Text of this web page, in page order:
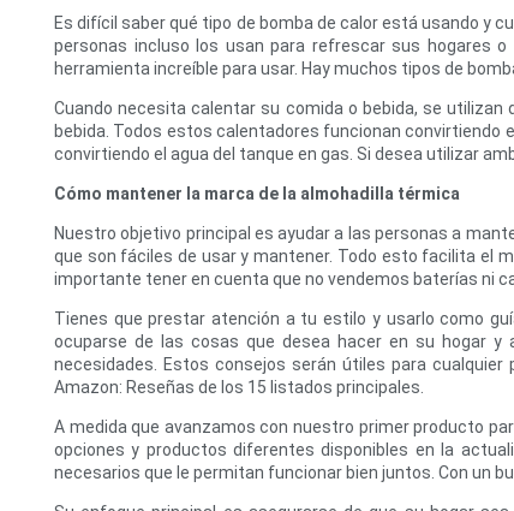
Es difícil saber qué tipo de bomba de calor está usando y
personas incluso los usan para refrescar sus hogares
herramienta increíble para usar. Hay muchos tipos de
Cuando necesita calentar su comida o bebida, se
bebida. Todos estos calentadores funcionan convirtiendo
convirtiendo el agua del tanque en gas. Si desea utilizar
Cómo mantener la marca de la almohadilla térmica
Nuestro objetivo principal es ayudar a las personas a
que son fáciles de usar y mantener. Todo esto facilita el
importante tener en cuenta que no vendemos baterías ni
Tienes que prestar atención a tu estilo y usarlo como
ocuparse de las cosas que desea hacer en su hogar
necesidades. Estos consejos serán útiles para
Amazon: Reseñas de los 15 listados principales.
A medida que avanzamos con nuestro primer producto
opciones y productos diferentes disponibles en la
necesarios que le permitan funcionar bien juntos. Con un